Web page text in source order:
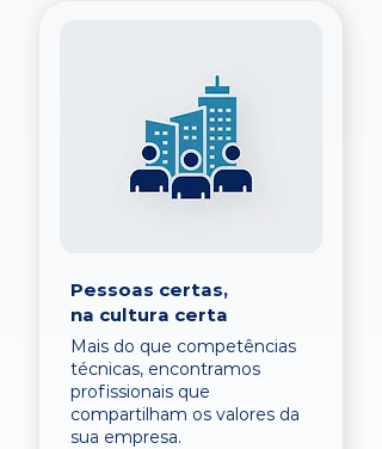
Pessoas certas,
na cultura certa
Mais do que competências
técnicas, encontramos
profissionais que
compartilham os valores da
sua empresa.